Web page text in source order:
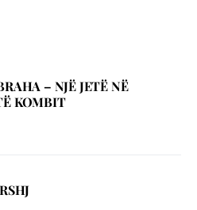
– NJЁ JETЁ NЁ
KOMBIT